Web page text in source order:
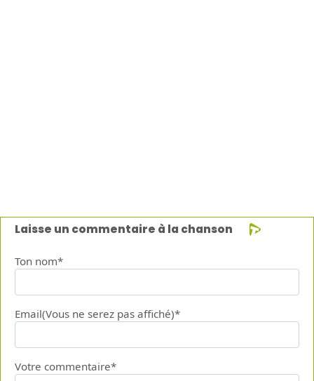
Laisse un commentaire à la chanson
Ton nom*
Email(Vous ne serez pas affiché)*
Votre commentaire*